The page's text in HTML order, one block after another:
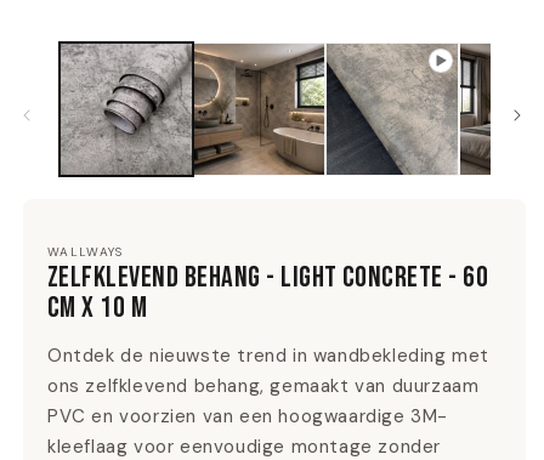
WALLWAYS
ZELFKLEVEND BEHANG - LIGHT CONCRETE - 60
CM X 10 M
Ontdek de nieuwste trend in wandbekleding met
ons zelfklevend behang, gemaakt van duurzaam
PVC en voorzien van een hoogwaardige 3M-
kleeflaag voor eenvoudige montage zonder